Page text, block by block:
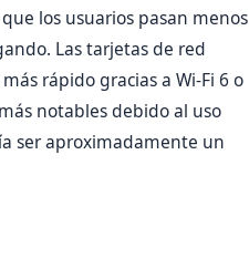
los usuarios pasan menos
Las tarjetas de red
rápido gracias a Wi-Fi 6 o
notables debido al uso
ser aproximadamente un